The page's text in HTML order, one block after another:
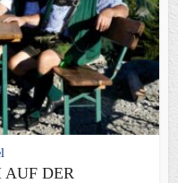
AUF DER